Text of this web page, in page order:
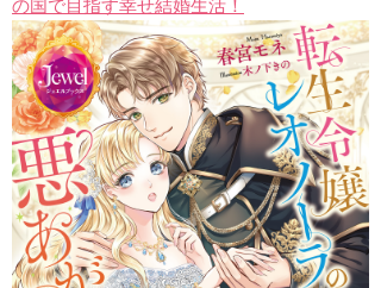
の国で目指す幸せ結婚生活！